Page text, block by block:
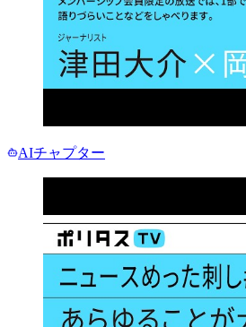
AIチャプター